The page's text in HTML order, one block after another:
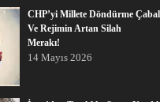
CHP’yi Millete Döndürme
Ve Rejimin Artan Silah
Merakı!
14 Mayıs 2026